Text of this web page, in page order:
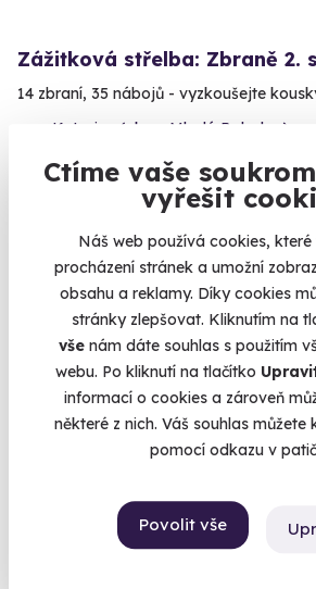
Ctíme vaše
vyřešit
Náš web používá cookies,
procházení stránek a umožní
obsahu a reklamy. Díky cookies
stránky zlepšovat. Kliknutím na
vše nám dáte souhlas s použitím
webu. Po kliknutí na tlačítko
informací o cookies a zároveň
některé z nich. Váš souhlas
pomocí odkazu v
Povolit vše
Zážitková střelba: Zbraně 2.
14 zbraní, 35 nábojů - vyzkoušejte
Katusice (okres Mladá Boleslav)
Volný termín už 14. 08. 2026
Zážitková střelba: Průřez